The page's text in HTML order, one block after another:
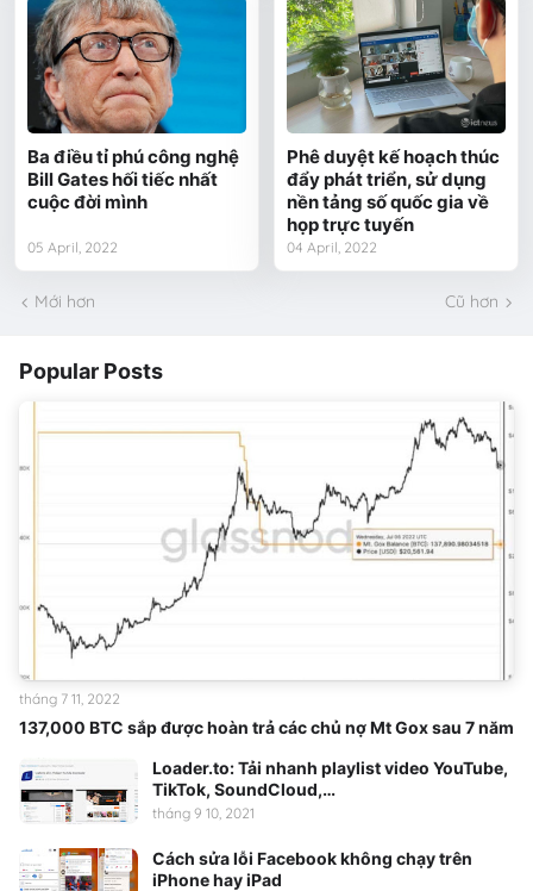
Ba điều tỉ phú công nghệ
Bill Gates hối tiếc nhất
cuộc đời mình
05 April, 2022
Phê duyệt kế hoạch thúc
đẩy phát triển, sử dụng
nền tảng số quốc gia về
họp trực tuyến
04 April, 2022
Mới hơn Cũ hơn
Popular Posts
137,000 BTC sắp được hoàn trả các chủ nợ Mt Gox sau 7 năm
tháng 7 11, 2022
Loader.to: Tải nhanh playlist video YouTube,
TikTok, SoundCloud,…
tháng 9 10, 2021
Cách sửa lỗi Facebook không chạy trên
iPhone hay iPad